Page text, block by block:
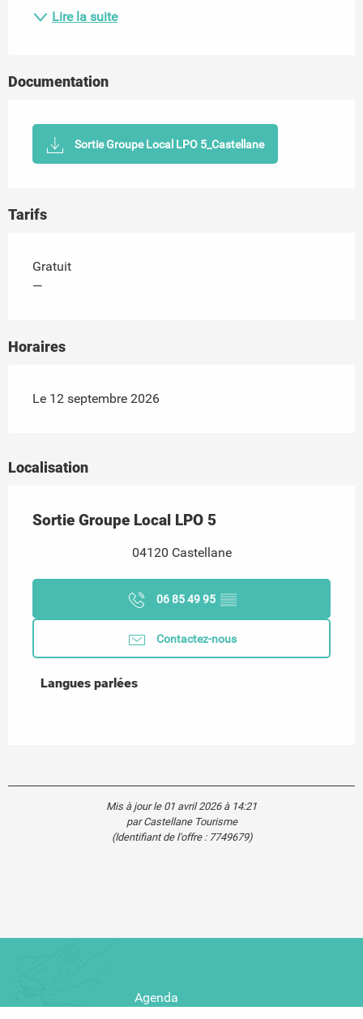
Lire la suite
Documentation
Sortie Groupe Local LPO 5_Castellane
Tarifs
Gratuit
—
Horaires
Le 12 septembre 2026
Localisation
Sortie Groupe Local LPO 5
04120 Castellane
06 85 49 95 ▒▒
Contactez-nous
Langues parlées
Langues parlées
Mis à jour le 01 avril 2026 à 14:21
par Castellane Tourisme
(Identifiant de l'offre : 7749679)
Agenda